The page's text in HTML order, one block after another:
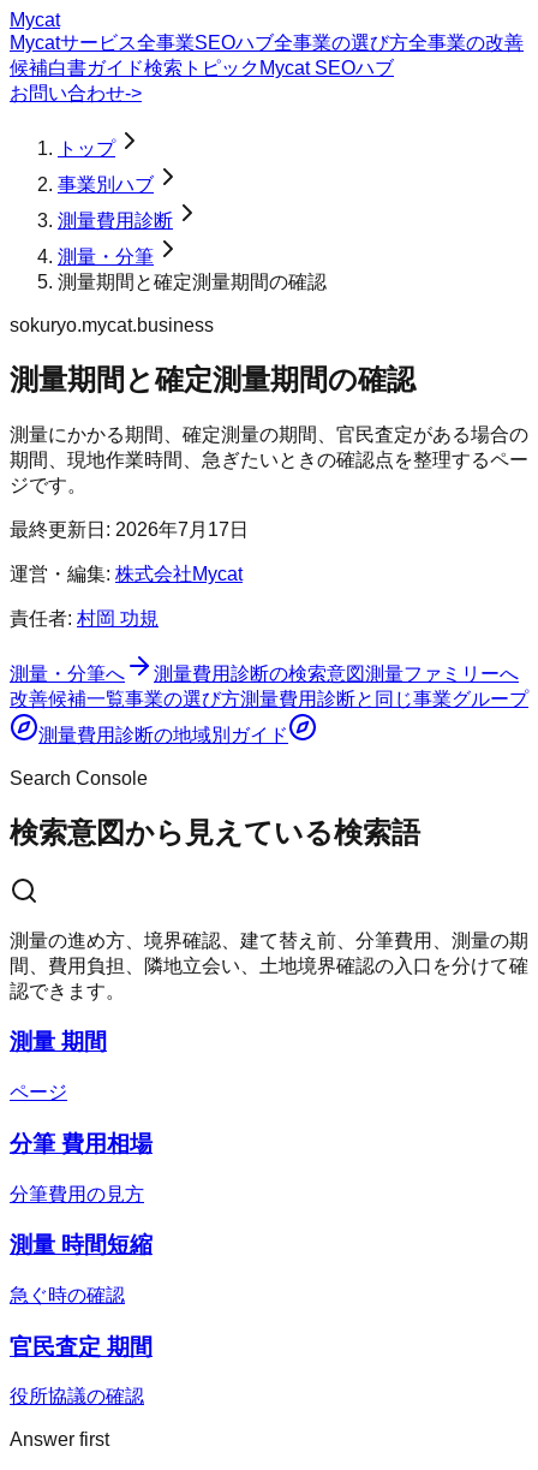
Mycat
Mycatサービス全事業SEOハブ全事業の選び方全事業の改善
候補白書ガイド検索トピック Mycat SEOハブ
お問い合わせ->
トップ
事業別ハブ
測量費用診断
測量・分筆
測量期間と確定測量期間の確認
sokuryo.mycat.business
測量期間と確定測量期間の確認
測量にかかる期間、確定測量の期間、官民査定がある場合の
期間、現地作業時間、急ぎたいときの確認点を整理するペー
ジです。
最終更新日: 2026年7月17日
運営・編集: 株式会社Mycat
責任者: 村岡 功規
測量・分筆へ 測量費用診断の検索意図測量ファミリーへ
改善候補一覧事業の選び方測量費用診断と同じ事業グループ
測量費用診断の地域別ガイド
Search Console
検索意図から見えている検索語
測量の進め方、境界確認、建て替え前、分筆費用、測量の期
間、費用負担、隣地立会い、土地境界確認の入口を分けて確
認できます。
測量 期間
ページ
分筆 費用相場
分筆費用の見方
測量 時間短縮
急ぐ時の確認
官民査定 期間
役所協議の確認
Answer first